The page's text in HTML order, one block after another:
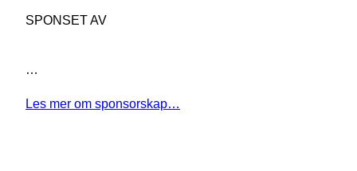
SPONSET AV
…
Les mer om sponsorskap…